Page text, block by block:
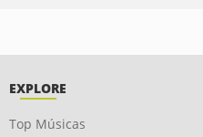
EXPLORE
Top Músicas